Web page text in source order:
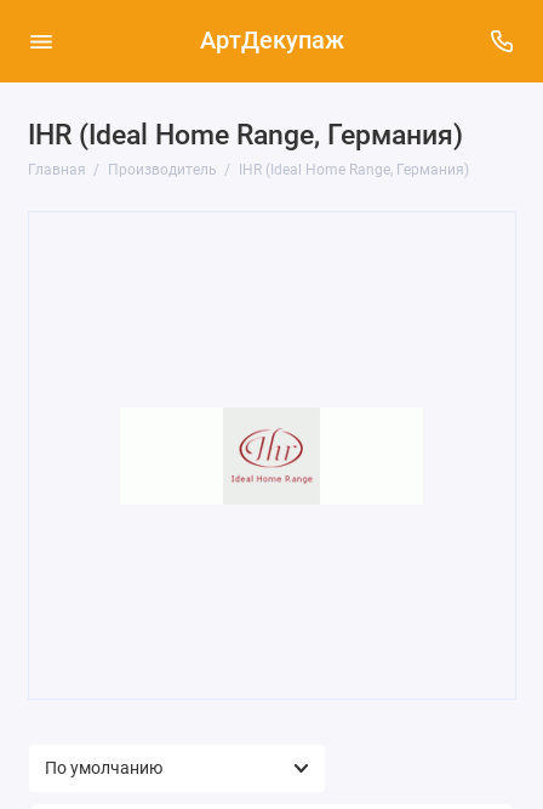
АртДекупаж
IHR (Ideal Home Range, Германия)
Главная Производитель IHR (Ideal Home Range, Германия)